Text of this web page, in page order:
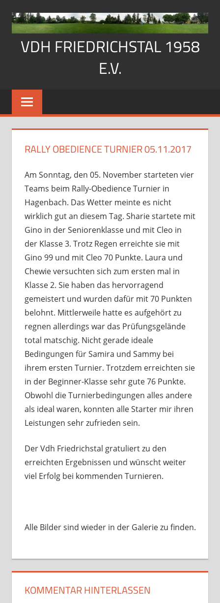
Inhalt
springenVDH FRIEDRICHSTAL 1958
E.V.
Der
Verein
Hundefreunde
stelltRALLY OBEDIENCE TURNIER 05.11.2017
Am Sonntag, den 05. November starteten vier
Teams beim Rally-Obedience Turnier in
Hagenbach. Das Wetter meinte es nicht
wirklich gut an diesem Tag. Sharie startete mit
Gino in der Seniorenklasse und mit Cleo in
der Klasse 3. Trotz Regen erreichte sie mit
Gino 99 und mit Cleo 70 Punkte. Laura und
Chewie versuchten sich zum ersten mal in
Klasse 2. Sie haben das hervorragend
gemeistert und wurden dafür mit 70 Punkten
belohnt. Mittlerweile hatte es aufgehört zu
regnen allerdings war das Prüfungsgelände
total matschig. Nicht gerade ideale
Bedingungen für Samira und Sammy bei
ihrem ersten Turnier. Trotzdem erreichten sie
in der Beginner-Klasse sehr gute 76 Punkte.
Obwohl die Turnierbedingungen alles andere
als ideal waren, konnten alle Starter mir ihren
Leistungen sehr zufrieden sein.
Der Vdh Friedrichstal gratuliert zu den
erreichten Ergebnissen und wünscht weiter
viel Erfolg bei kommenden Turnieren.
Alle Bilder sind wieder in der Galerie zu finden.
KOMMENTAR HINTERLASSEN